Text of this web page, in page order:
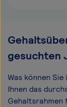
gesuchten
Was können
Ihnen das
Gehaltsrahmen